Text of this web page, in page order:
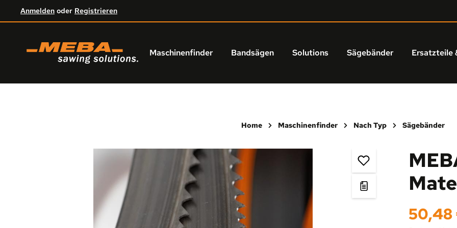
Hauptinhalt springen
Zur Hauptnavigation springen
Anmelden oder Registrieren
Maschinenfinder Bandsägen Solutions Sägebänder Ersatzteile
Home Maschinenfinder Nach Typ Sägebänder
Regulärer
50,48